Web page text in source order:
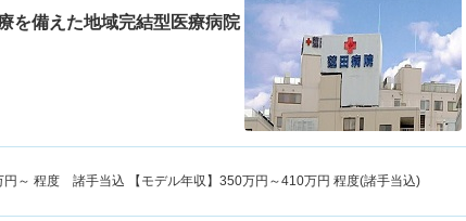
を備えた地域完結型医療病院
円～ 程度 諸手当込 【モデル年収】 350万円～410万円 程度(諸手当込)